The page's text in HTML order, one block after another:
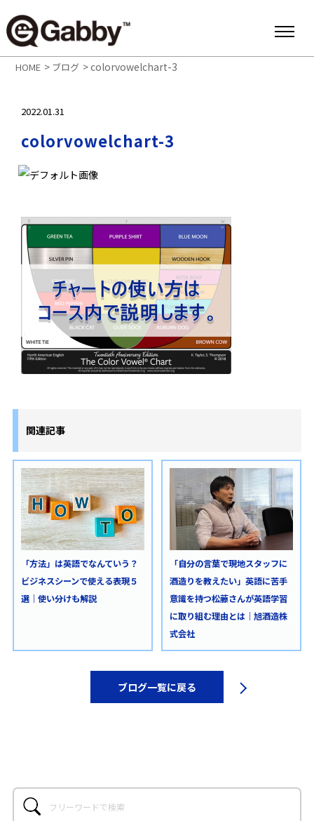
HOME > ブログ >colorvowelchart-3
2022.01.31
colorvowelchart-3
関連記事
「方法」は英語でなんていう？
ビジネスシーンで使える表現５
選｜使い分けも解説
「自分の言葉で現地スタッフに
酒造りを教えたい」英語に苦手
意識を持つ松藤さんが英語学習
に取り組む理由とは｜旭酒造株
式会社
ブログ一覧に戻る